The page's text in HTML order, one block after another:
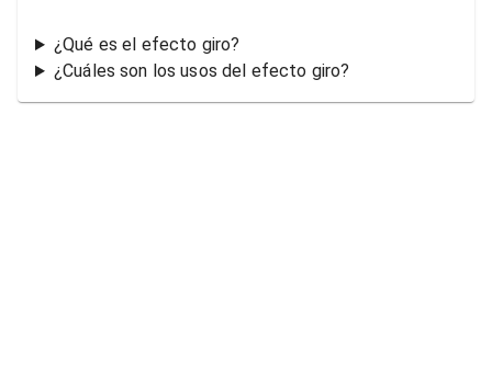
¿Qué es el efecto giro?
¿Cuáles son los usos del efecto giro?